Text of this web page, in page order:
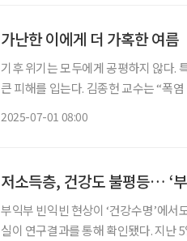
가난한 이에게 더 가혹한 여름
기후 위기는 모두에게 공평하지 않다.
큰 피해를 입는다. 김종헌 교수는 “폭
2025-07-01 08:00
저소득층, 건강도 불평등… ‘
부익부 빈익빈 현상이 ‘건강수명’에
실이 연구결과를 통해 확인됐다. 지난